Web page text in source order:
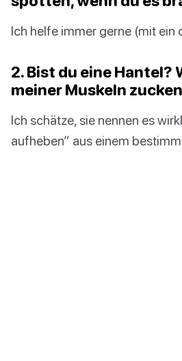
Ich helfe immer gerne (mit ein
2. Bist du eine Hantel?
meiner Muskeln
Ich schätze, sie nennen es
aufheben” aus einem